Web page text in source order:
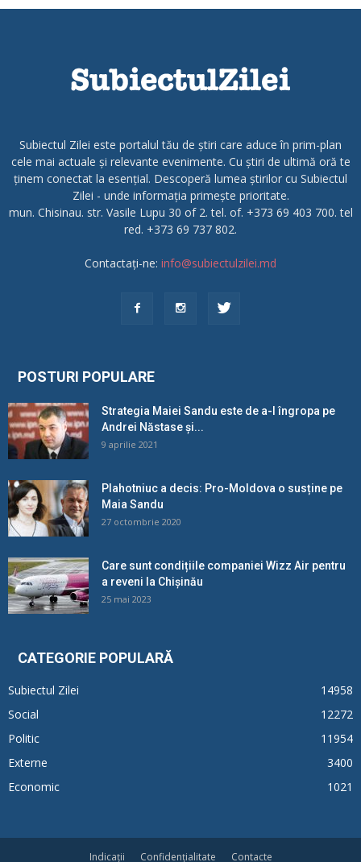
Subiectul Zilei este portalul tău de știri care aduce în prim-plan
cele mai actuale și relevante evenimente. Cu știri de ultimă oră te
ținem conectat la esențial. Descoperă lumea știrilor cu Subiectul
Zilei - unde informația primește prioritate.
mun. Chisinau. str. Vasile Lupu 30 of 2. tel. of. +373 69 403 700. tel
red. +373 69 737 802.
Contactați-ne: info@subiectulzilei.md
POSTURI POPULARE
Strategia Maiei Sandu este de a-l îngropa pe
Andrei Năstase și...
9 aprilie 2021
Plahotniuc a decis: Pro-Moldova o susține pe
Maia Sandu
27 octombrie 2020
Care sunt condițiile companiei Wizz Air pentru
a reveni la Chișinău
25 mai 2023
CATEGORIE POPULARĂ
Subiectul Zilei
14958
Social
12272
Politic
11954
Externe
3400
Economic
1021
Indicații Confidențialitate Contacte